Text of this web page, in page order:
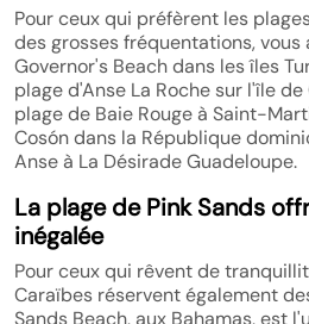
Pour ceux qui préfèrent les
des grosses fréquentations, vous
Governor's Beach dans les îles
plage d'Anse La Roche sur l'île
plage de Baie Rouge à Saint-
Cosón dans la République
Anse à La Désirade Guadeloupe.
La plage de Pink Sands
inégalée
Pour ceux qui rêvent de
Caraïbes réservent également
Sands Beach, aux Bahamas, est